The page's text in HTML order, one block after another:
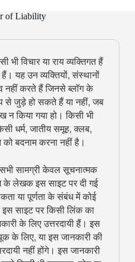
of Liability
भी विचार या राय व्यक्तिगत हैं
यह उन व्यक्तियों, संस्थानों
नहीं करते हैं जिनसे ब्लॉग के
से जुड़े हो सकते हैं या नहीं, जब
किया गया हो। किसी भी
धर्म, जातीय समूह, क्लब,
बदनाम करना नहीं है।
सामग्री केवल सूचनात्मक
के लेखक इस साइट पर दी गई
या पूर्णता के संबंध में कोई
इस साइट पर किसी लिंक का
के लिए उत्तरदायी हैं। इस
के लिए, या इस जानकारी की
नहीं होंगे। इस जानकारी